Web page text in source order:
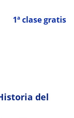
1ª clase gratis
del